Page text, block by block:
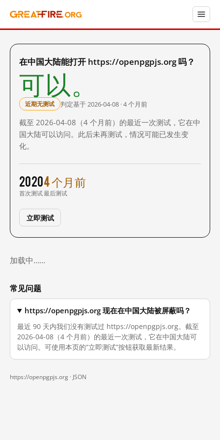
在中国大陆能打开 https://openpgpjs.org 吗？
可以。
近期无测试 判定基于 2026-04-08 · 4 个月前
截至 2026-04-08（4 个月前）的最近一次测试，它在中
国大陆可以访问。此后未再测试，情况可能已发生变
化。
2020
首次测试
4 个月前
最后测试
立即测试
加载中……
常见问题
https://openpgpjs.org 现在在中国大陆被屏蔽吗？
最近 90 天内我们没有测试过 https://openpgpjs.org。截至
2026-04-08（4 个月前）的最近一次测试，它在中国大陆可
以访问。可使用本页的“立即测试”按钮获取最新结果。
https://openpgpjs.org · JSON